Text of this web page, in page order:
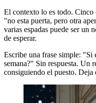
El contexto lo es todo. Cinco
"no esta puerta, pero otra
varias espadas puede ser un
de esperar.
Escribe una frase simple: "Si
semana?" Sin respuesta. Un
consiguiendo el puesto.